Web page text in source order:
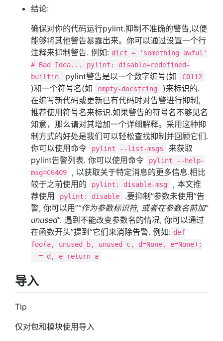
结论:
确保对你的代码运行pylint.抑制不准确的警告,以便
能够将其他警告暴露出来。你可以通过设置一个行
注释来抑制警告. 例如: dict = 'something awful'
# Bad Idea... pylint: disable=redefined-
builtin
pylint警告是以一个数字编号(如 C0112
)和一个符号名(如 empty-docstring
)来标识的.
在编写新代码或更新已有代码时对告警进行抑制,
推荐使用符号名来标识.如果警告的符号名不够见名
知意，那么请对其增加一个详细解释。采用这种抑
制方式的好处是我们可以轻松查找抑制并回顾它们.
你可以使用命令
pylint --list-msgs
来获取
pylint告警列表. 你可以使用命令
pylint --help-
msg=C6409
, 以获取关于特定消息的更多信息.相比
较于之前使用的
pylint: disable-msg
, 本文推
荐使用
pylint: disable
.要抑制”参数未使用”告
警, 你可以用””作为参数标识符, 或者在参数名前加”
unused”. 遇到不能改变参数名的情况, 你可以通过
在函数开头”提到”它们来消除告警. 例如: def
foo(a, unused_b, unused_c, d=None, e=None):
_ = d, e return a
导入
Tip
仅对包和模块使用导入